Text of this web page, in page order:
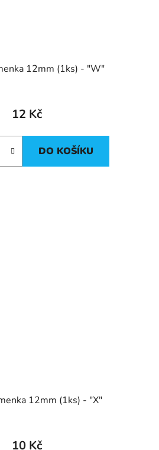
12mm (1ks) - "W"
12 Kč
DO KOŠÍKU
12mm (1ks) - "X"
10 Kč